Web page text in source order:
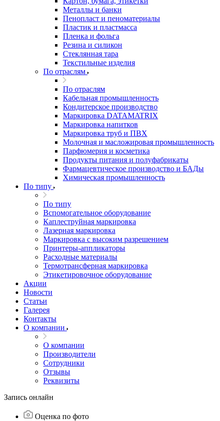
Металлы и банки
Пенопласт и пеноматериалы
Пластик и пластмасса
Пленка и фольга
Резина и силикон
Стеклянная тара
Текстильные изделия
По отраслям
По отраслям
Кабельная промышленность
Кондитерское производство
Маркировка DATAMATRIX
Маркировка напитков
Маркировка труб и ПВХ
Молочная и масложировая промышленность
Парфюмерия и косметика
Продукты питания и полуфабрикаты
Фармацевтическое производство и БАДы
Химическая промышленность
По типу
По типу
Вспомогательное оборудование
Каплеструйная маркировка
Лазерная маркировка
Маркировка с высоким разрешением
Принтеры-аппликаторы
Расходные материалы
Термотрансферная маркировка
Этикетировочное оборудование
Акции
Новости
Статьи
Галерея
Контакты
О компании
О компании
Производители
Сотрудники
Отзывы
Реквизиты
Запись онлайн
Оценка по фото